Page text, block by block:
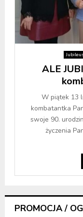
ALE
W piątek 13
kombatantka
swoje 90.
życzenia
PROMOCJA /